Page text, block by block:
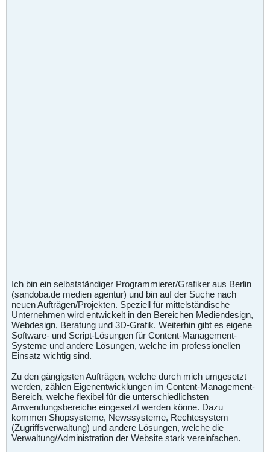
Ich bin ein selbstständiger Programmierer/Grafiker aus Berlin
(sandoba.de medien agentur) und bin auf der Suche nach
neuen Aufträgen/Projekten. Speziell für mittelständische
Unternehmen wird entwickelt in den Bereichen Mediendesign,
Webdesign, Beratung und 3D-Grafik. Weiterhin gibt es eigene
Software- und Script-Lösungen für Content-Management-
Systeme und andere Lösungen, welche im professionellen
Einsatz wichtig sind.
Zu den gängigsten Aufträgen, welche durch mich umgesetzt
werden, zählen Eigenentwicklungen im Content-Management-
Bereich, welche flexibel für die unterschiedlichsten
Anwendungsbereiche eingesetzt werden könne. Dazu
kommen Shopsysteme, Newssysteme, Rechtesystem
(Zugriffsverwaltung) und andere Lösungen, welche die
Verwaltung/Administration der Website stark vereinfachen.